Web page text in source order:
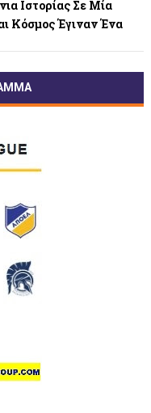
Ιστορίας Σε Μία
Κόσμος Έγιναν Ένα